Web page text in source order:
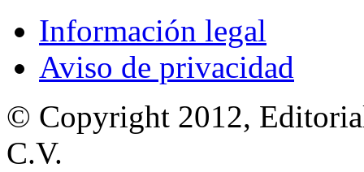
Información legal
Aviso de privacidad
© Copyright 2012,
C.V.